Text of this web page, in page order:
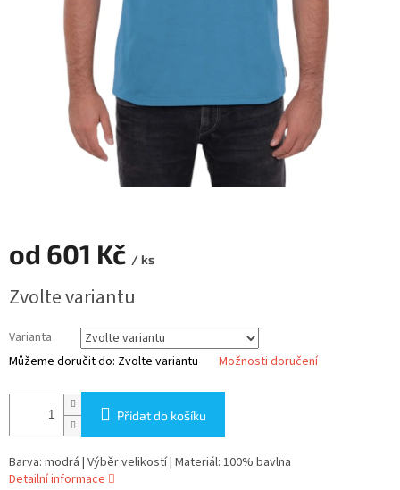
od 601 Kč / ks
cena:
Zvolte variantu
Varianta
Můžeme doručit do: Zvolte variantu Možnosti doručení
Přidat do košíku
Barva: modrá | Výběr velikostí | Materiál: 100% bavlna
Detailní informace